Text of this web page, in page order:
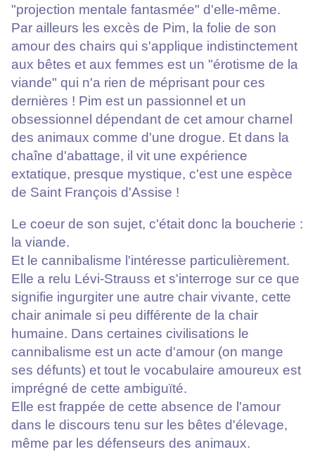
"projection mentale fantasmée" d'elle-même.
Par ailleurs les excès de Pim, la folie de son
amour des chairs qui s'applique indistinctement
aux bêtes et aux femmes est un "érotisme de la
viande" qui n'a rien de méprisant pour ces
dernières ! Pim est un passionnel et un
obsessionnel dépendant de cet amour charnel
des animaux comme d'une drogue. Et dans la
chaîne d'abattage, il vit une expérience
extatique, presque mystique, c'est une espèce
de Saint François d'Assise !
Le coeur de son sujet, c'était donc la boucherie :
la viande.
Et le cannibalisme l'intéresse particulièrement.
Elle a relu Lévi-Strauss et s'interroge sur ce que
signifie ingurgiter une autre chair vivante, cette
chair animale si peu différente de la chair
humaine. Dans certaines civilisations le
cannibalisme est un acte d'amour (on mange
ses défunts) et tout le vocabulaire amoureux est
imprégné de cette ambiguïté.
Elle est frappée de cette absence de l'amour
dans le discours tenu sur les bêtes d'élevage,
même par les défenseurs des animaux.